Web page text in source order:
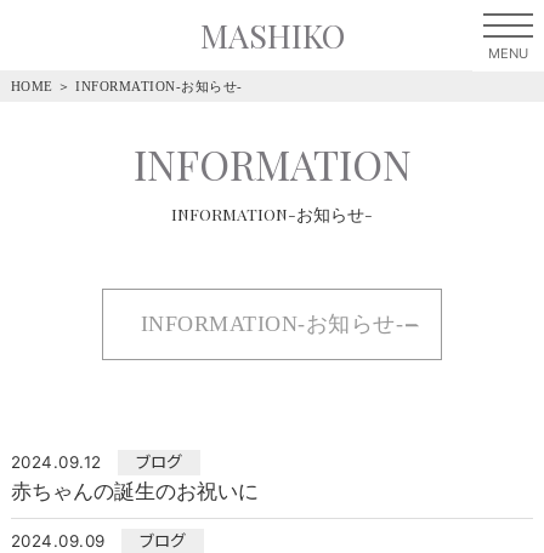
MASHIKO
HOME ＞INFORMATION-お知らせ-
INFORMATION
INFORMATION-お知らせ-
INFORMATION-お知らせ-
2024.09.12 ブログ
赤ちゃんの誕生のお祝いに
2024.09.09 ブログ